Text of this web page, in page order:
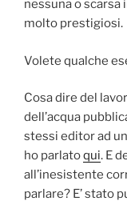
nessuna o
molto prestigiosi.
Volete qualche
Cosa dire del
dell’acqua
stessi editor ad
ho parlatoqui. E
all’inesistente
parlare? E’ stato